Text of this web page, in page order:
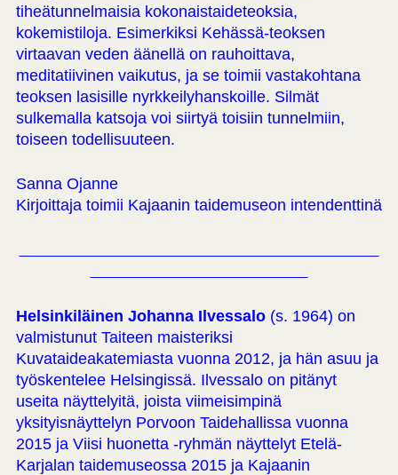
tiheätunnelmaisia kokonaistaideteoksia,
kokemistiloja. Esimerkiksi Kehässä-teoksen
virtaavan veden äänellä on rauhoittava,
meditatiivinen vaikutus, ja se toimii vastakohtana
teoksen lasisille nyrkkeilyhanskoille. Silmät
sulkemalla katsoja voi siirtyä toisiin tunnelmiin,
toiseen todellisuuteen.
Sanna Ojanne
Kirjoittaja toimii Kajaanin taidemuseon intendenttinä
Helsinkiläinen Johanna Ilvessalo(s. 1964) on
valmistunut Taiteen maisteriksi
Kuvataideakatemiasta vuonna 2012, ja hän asuu ja
työskentelee Helsingissä. Ilvessalo on pitänyt
useita näyttelyitä, joista viimeisimpinä
yksityisnäyttelyn Porvoon Taidehallissa vuonna
2015 ja Viisi huonetta -ryhmän näyttelyt Etelä-
Karjalan taidemuseossa 2015 ja Kajaanin